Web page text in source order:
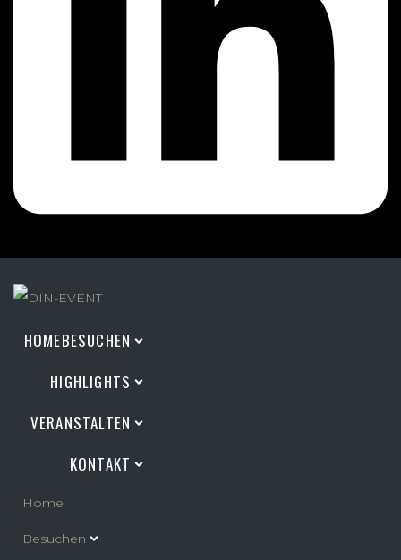
HOMEBESUCHEN
HIGHLIGHTS
VERANSTALTEN
KONTAKT
Home
Besuchen